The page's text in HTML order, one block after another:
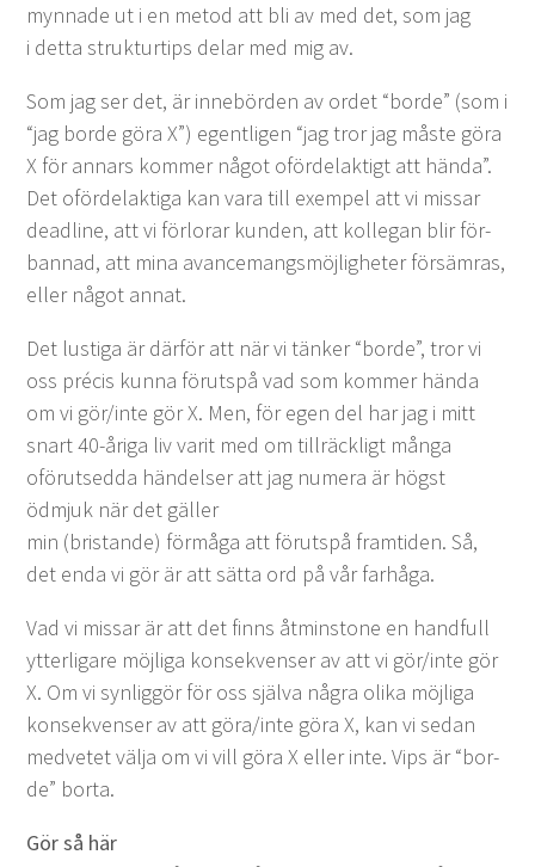
myn­nade ut i en metod att bli av med det, som jag
i det­ta struk­tur­tips delar med mig av.
Som jag ser det, är innebör­den av ordet “bor­de” (som i
“jag bor­de göra X”) egentli­gen “jag tror jag måste göra
X för annars kom­mer något oförde­lak­tigt att hän­da”.
Det oförde­lak­ti­ga kan vara till exem­pel att vi mis­sar
dead­line, att vi för­lorar kun­den, att kol­le­gan blir för­
ban­nad, att mina avance­mangsmöj­ligheter försäm­ras,
eller något annat.
Det lusti­ga är där­för att när vi tänker“bor­de”, tror vi
oss pré­cis kun­na förut­spå vad som kom­mer hän­da
om vi gör/​inte gör X. Men, för egen del har jag i mitt
snart40-åri­ga liv var­it med om till­räck­ligt mån­ga
oförutsed­da hän­delser att jag numera är högst
ödmjuk när det gäller
min (bri­s­tande) för­må­ga att förut­spå framti­den. Så,
det enda vi gör är att sät­ta ord på vår farhåga.
Vad vi mis­sar är att det finns åtmin­stone en hand­full
ytterli­gare möjli­ga kon­sekvenser av att vi gör/​inte gör
X. Om vi syn­lig­gör för oss själ­va några oli­ka möjli­ga
kon­sekvenser av att göra/​inte göra X, kan vi sedan
med­vetet väl­ja om vi vill göra X eller inte. Vips är“bor­
de” borta.
Gör så här